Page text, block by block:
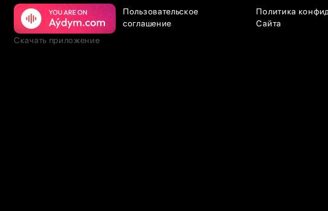
Пользовательское
соглашение
Политика
Сайта
Скачать приложение